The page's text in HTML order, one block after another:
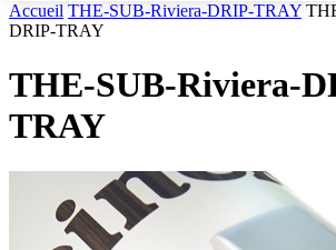
Accueil THE-SUB-Riviera-DRIP-TRAY
DRIP-TRAY
THE-SUB-Riviera-
TRAY